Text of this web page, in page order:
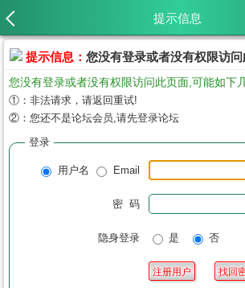
提示信息
提示信息： 您没有登录或者没有权限访
您没有登录或者没有权限访问此页面,可能如下
①：非法请求，请返回重试!
②：您还不是论坛会员,请先登录论坛
登录
用户名 Email
密 码
隐身登录 是 否